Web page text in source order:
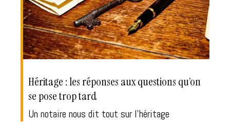
Héritage : les réponses aux questions qu’on
se pose trop tard
Un notaire nous dit tout sur l'héritage